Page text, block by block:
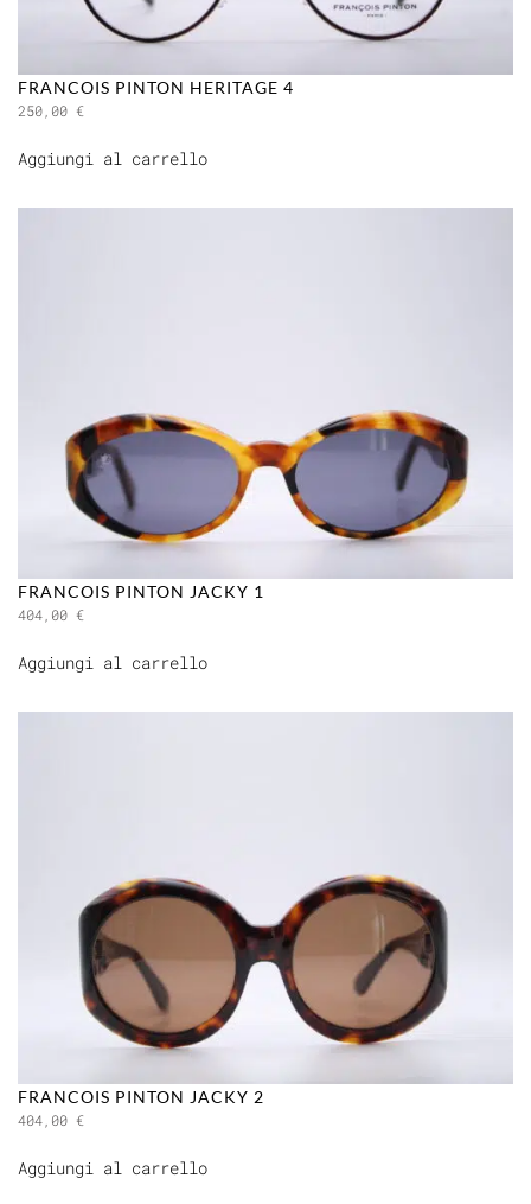
FRANCOIS PINTON HERITAGE 4
250,00 €
Aggiungi al carrello
FRANCOIS PINTON JACKY 1
404,00 €
Aggiungi al carrello
FRANCOIS PINTON JACKY 2
404,00 €
Aggiungi al carrello